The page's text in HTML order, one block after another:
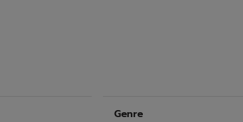
Genre